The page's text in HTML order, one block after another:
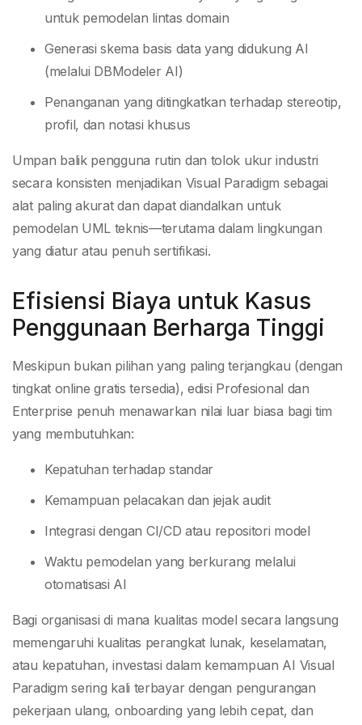
untuk pemodelan lintas domain
Generasi skema basis data yang didukung AI
(melalui DBModeler AI)
Penanganan yang ditingkatkan terhadap stereotip,
profil, dan notasi khusus
Umpan balik pengguna rutin dan tolok ukur industri
secara konsisten menjadikan Visual Paradigm sebagai
alat paling akurat dan dapat diandalkan untuk
pemodelan UML teknis—terutama dalam lingkungan
yang diatur atau penuh sertifikasi.
Efisiensi Biaya untuk Kasus
Penggunaan Berharga Tinggi
Meskipun bukan pilihan yang paling terjangkau (dengan
tingkat online gratis tersedia), edisi Profesional dan
Enterprise penuh menawarkan nilai luar biasa bagi tim
yang membutuhkan:
Kepatuhan terhadap standar
Kemampuan pelacakan dan jejak audit
Integrasi dengan CI/CD atau repositori model
Waktu pemodelan yang berkurang melalui
otomatisasi AI
Bagi organisasi di mana kualitas model secara langsung
memengaruhi kualitas perangkat lunak, keselamatan,
atau kepatuhan, investasi dalam kemampuan AI Visual
Paradigm sering kali terbayar dengan pengurangan
pekerjaan ulang, onboarding yang lebih cepat, dan